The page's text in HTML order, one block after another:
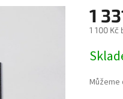
1
1 100 Kč
cena:
Můžeme